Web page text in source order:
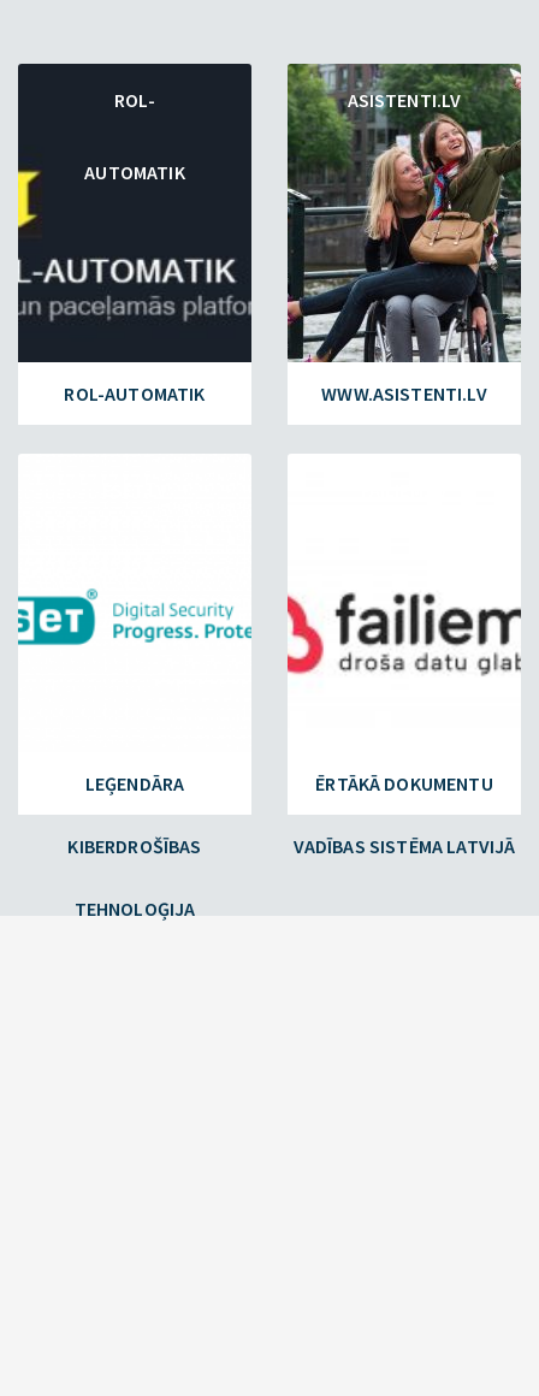
ROL-
AUTOMATIK
ROL-AUTOMATIK
ASISTENTI.LV
WWW.ASISTENTI.LV
LEĢENDĀRA
KIBERDROŠĪBAS
TEHNOLOĢIJA
ĒRTĀKĀ DOKUMENTU
VADĪBAS SISTĒMA LATVIJĀ